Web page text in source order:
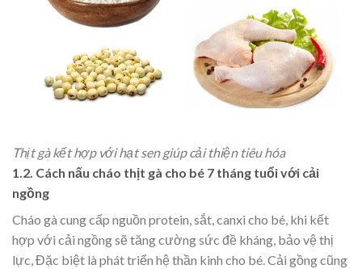
Thịt gà kết hợp với hạt sen giúp cải thiện tiêu hóa
1.2. Cách nấu cháo thịt gà cho bé 7 tháng tuổi với cải
ngồng
Cháo gà cung cấp nguồn protein, sắt, canxi cho bé, khi kết
hợp với cải ngồng sẽ tăng cường sức đề kháng, bảo vệ thị
lực, Đặc biệt là phát triển hệ thần kinh cho bé.Cải gồng cũng